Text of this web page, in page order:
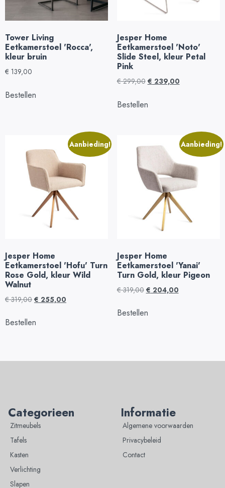
Tower Living
Eetkamerstoel 'Rocca',
kleur bruin
€ 139,00
Bestellen
Jesper Home
Eetkamerstoel 'Noto'
Slide Steel, kleur Petal
Pink
€299,00 € 239,00
Bestellen
Aanbieding!
Jesper Home
Eetkamerstoel 'Hofu' Turn
Rose Gold, kleur Wild
Walnut
€319,00 € 255,00
Bestellen
Aanbieding!
Jesper Home
Eetkamerstoel 'Yanai'
Turn Gold, kleur Pigeon
€319,00 € 204,00
Bestellen
Categorieen
Zitmeubels
Tafels
Kasten
Verlichting
Slapen
Informatie
Algemene voorwaarden
Privacybeleid
Contact